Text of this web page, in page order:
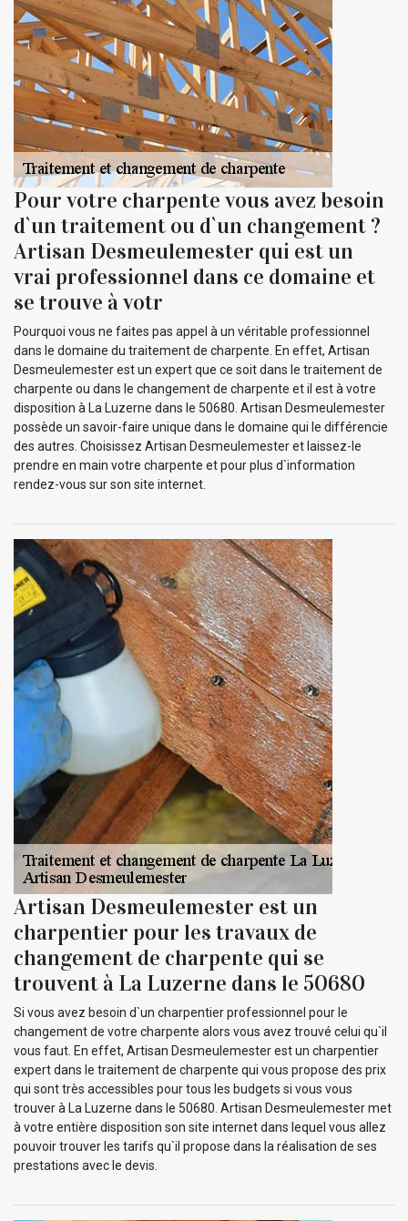
Pour votre charpente vous avez besoin
d`un traitement ou d`un changement ?
Artisan Desmeulemester qui est un
vrai professionnel dans ce domaine et
se trouve à votr
Pourquoi vous ne faites pas appel à un véritable professionnel
dans le domaine du traitement de charpente. En effet, Artisan
Desmeulemester est un expert que ce soit dans le traitement de
charpente ou dans le changement de charpente et il est à votre
disposition à La Luzerne dans le 50680. Artisan Desmeulemester
possède un savoir-faire unique dans le domaine qui le différencie
des autres. Choisissez Artisan Desmeulemester et laissez-le
prendre en main votre charpente et pour plus d`information
rendez-vous sur son site internet.
Artisan Desmeulemester est un
charpentier pour les travaux de
changement de charpente qui se
trouvent à La Luzerne dans le 50680
Si vous avez besoin d`un charpentier professionnel pour le
changement de votre charpente alors vous avez trouvé celui qu`il
vous faut. En effet, Artisan Desmeulemester est un charpentier
expert dans le traitement de charpente qui vous propose des prix
qui sont très accessibles pour tous les budgets si vous vous
trouver à La Luzerne dans le 50680. Artisan Desmeulemester met
à votre entière disposition son site internet dans lequel vous allez
pouvoir trouver les tarifs qu`il propose dans la réalisation de ses
prestations avec le devis.